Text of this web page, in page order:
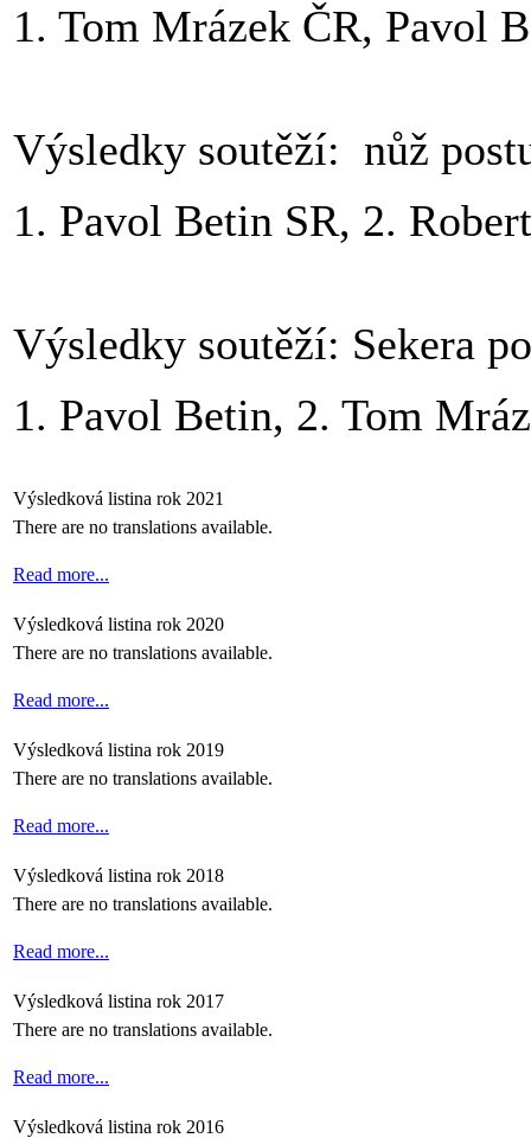
1. Tom Mrázek ČR, Pavol
Výsledky soutěží: nůž
1. Pavol Betin SR, 2.
Výsledky soutěží: Sekera
1. Pavol Betin, 2. Tom
Výsledková listina rok 2021
There are no translations available.
Read more...
Výsledková listina rok 2020
There are no translations available.
Read more...
Výsledková listina rok 2019
There are no translations available.
Read more...
Výsledková listina rok 2018
There are no translations available.
Read more...
Výsledková listina rok 2017
There are no translations available.
Read more...
Výsledková listina rok 2016